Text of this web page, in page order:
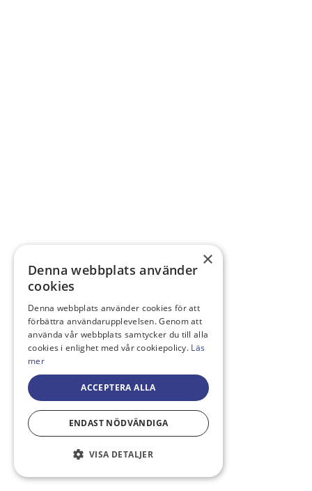
×
Denna webbplats använder
cookies
Denna webbplats använder cookies för att
förbättra användarupplevelsen. Genom att
använda vår webbplats samtycker du till alla
cookies i enlighet med vår cookiepolicy. Läs
mer
ACCEPTERA ALLA
ENDAST NÖDVÄNDIGA
VISA DETALJER